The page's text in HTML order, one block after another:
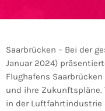
Saarbrücken – Bei der
Januar 2024)
Flughafens
und ihre Zukunftspläne.
in der Luftfahrtindustrie